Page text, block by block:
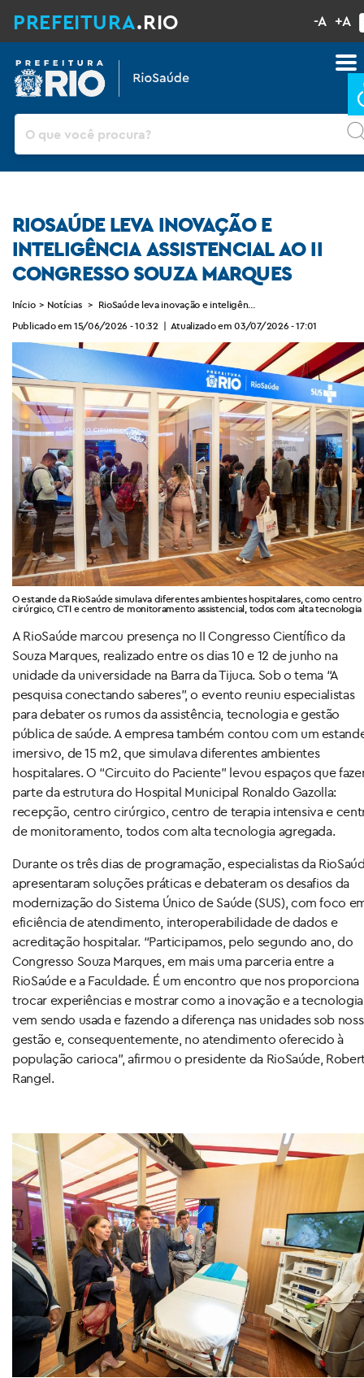
PREFEITURA.RIO -A +A
RIOSAÚDE LEVA INOVAÇÃO E
INTELIGÊNCIA ASSISTENCIAL AO II
CONGRESSO SOUZA MARQUES
Início > Notícias > RioSaúde leva inovação e inteligência assistencial ao II
Publicado em 15/06/2026 - 10:32 | Atualizado em 03/07/2026 - 17:01
O estande da RioSaúde simulava diferentes ambientes hospitalares, como centro
cirúrgico, CTI e centro de monitoramento assistencial, todos com alta tecnologia
A RioSaúde marcou presença no II Congresso Científico da
Souza Marques, realizado entre os dias 10 e 12 de junho na
unidade da universidade na Barra da Tijuca. Sob o tema “A
pesquisa conectando saberes”, o evento reuniu especialistas
para debater os rumos da assistência, tecnologia e gestão
pública de saúde. A empresa também contou com um
imersivo, de 15 m2, que simulava diferentes ambientes
hospitalares. O “Circuito do Paciente” levou espaços que
parte da estrutura do Hospital Municipal Ronaldo Gazolla:
recepção, centro cirúrgico, centro de terapia intensiva e
de monitoramento, todos com alta tecnologia agregada.
Durante os três dias de programação, especialistas da
apresentaram soluções práticas e debateram os desafios da
modernização do Sistema Único de Saúde (SUS), com foco
eficiência de atendimento, interoperabilidade de dados e
acreditação hospitalar. “Participamos, pelo segundo ano, do
Congresso Souza Marques, em mais uma parceria entre a
RioSaúde e a Faculdade. É um encontro que nos proporciona
trocar experiências e mostrar como a inovação e a tecnologia
vem sendo usada e fazendo a diferença nas unidades sob
gestão e, consequentemente, no atendimento oferecido à
população carioca”, afirmou o presidente da RioSaúde,
Rangel.